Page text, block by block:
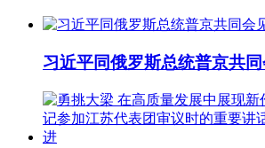
习近平同俄罗斯总统普京共